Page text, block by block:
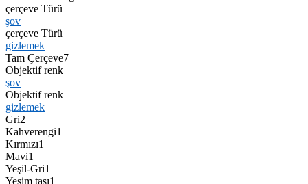
çerçeve Türü
şov
çerçeve Türü
gizlemek
Tam Çerçeve7
Objektif renk
şov
Objektif renk
gizlemek
Gri2
Kahverengi1
Kırmızı1
Mavi1
Yeşil-Gri1
Yeşim taşı1